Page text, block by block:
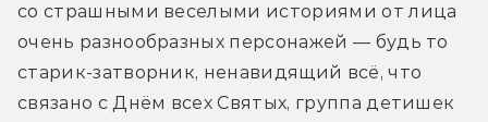
со страшными веселыми историями от лица
очень разнообразных персонажей — будь то
старик-затворник, ненавидящий всё, что
связано с Днём всех Святых, группа детишек